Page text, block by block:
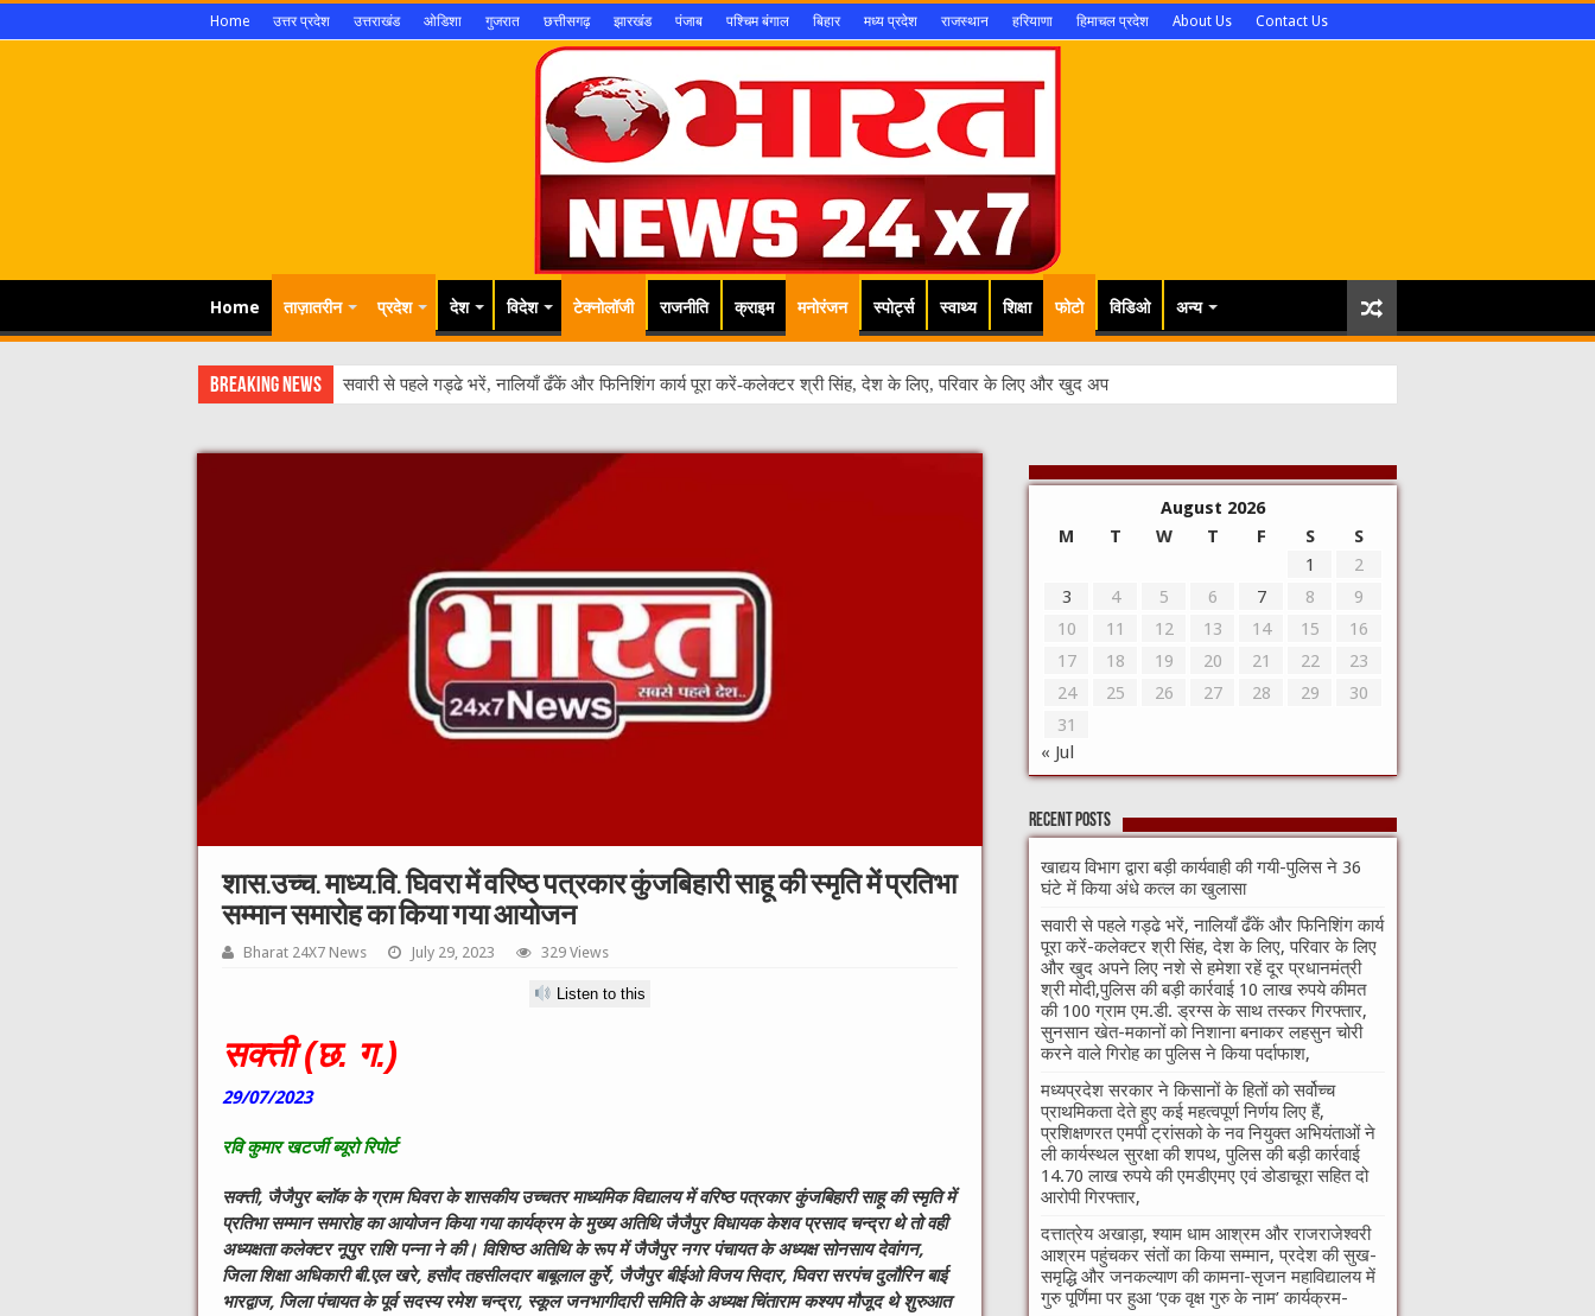
Home उत्तर प्रदेश उत्तराखंड ओडिशा गुजरात छत्तीसगढ़ झारखंड पंजाब पश्चिम बंगाल बिहार मध्य प्रदेश राजस्थान हरियाणा हिमाचल प्रदेश About Us Contact Us
Home ताज़ातरीन प्रदेश देश विदेश टेक्नोलॉजी राजनीति क्राइम मनोरंजन स्पोर्ट्स स्वाथ्य शिक्षा फोटो विडिओ अन्य
Breaking News मध्यप्रदेश
शास.उच्च. माध्य.वि. घिवरा में वरिष्ठ पत्रकार कुंजबिहारी साहू की स्मृति में प्रतिभा
सम्मान समारोह का किया गया आयोजन
Bharat 24X7 News July 29, 2023 329 Views
Listen to this
सक्त्ती (छ. ग.)
29/07/2023
रवि कुमार खटर्जी ब्यूरो रिपोर्ट
सक्त्ती, जैजैपुर ब्लॉक के ग्राम घिवरा के शासकीय उच्चतर माध्यमिक विद्यालय में वरिष्ठ पत्रकार कुंजबिहारी साहू की स्मृति में
प्रतिभा सम्मान समारोह का आयोजन किया गया कार्यक्रम के मुख्य अतिथि जैजैपुर विधायक केशव प्रसाद चन्द्रा थे तो वही
अध्यक्षता कलेक्टर नूपुर राशि पन्ना ने की। विशिष्ठ अतिथि के रूप में जैजैपुर नगर पंचायत के अध्यक्ष सोनसाय देवांगन,
जिला शिक्षा अधिकारी बी.एल खरे, हसौद तहसीलदार बाबूलाल कुर्रे, जैजैपुर बीईओ विजय सिदार, घिवरा सरपंच दुलौरिन बाई
भारद्वाज, जिला पंचायत के पूर्व सदस्य रमेश चन्द्रा, स्कूल जनभागीदारी समिति के अध्यक्ष चिंताराम कश्यप मौजूद थे शुरुआत
August 2026
M
T W T F S
S
1
2
3
4 5 6 7 8
9
10
11 12 13 14 15
16
17
18 19 20 21 22
23
24
25 26 27 28 29
30
31
« Jul
Recent Posts
खाद्यय विभाग द्वारा बड़ी कार्यवाही की गयी-पुलिस ने 36
घंटे में किया अंधे कत्ल का खुलासा
सवारी से पहले गड्ढे भरें, नालियाँ ढँकें और फिनिशिंग कार्य
पूरा करें-कलेक्टर श्री सिंह, देश के लिए, परिवार के लिए
और खुद अपने लिए नशे से हमेशा रहें दूर प्रधानमंत्री
श्री मोदी,पुलिस की बड़ी कार्रवाई 10 लाख रुपये कीमत
की 100 ग्राम एम.डी. ड्रग्स के साथ तस्कर गिरफ्तार,
सुनसान खेत-मकानों को निशाना बनाकर लहसुन चोरी
करने वाले गिरोह का पुलिस ने किया पर्दाफाश,
मध्यप्रदेश सरकार ने किसानों के हितों को सर्वोच्च
प्राथमिकता देते हुए कई महत्वपूर्ण निर्णय लिए हैं,
प्रशिक्षणरत एमपी ट्रांसको के नव नियुक्त अभियंताओं ने
ली कार्यस्थल सुरक्षा की शपथ, पुलिस की बड़ी कार्रवाई
14.70 लाख रुपये की एमडीएमए एवं डोडाचूरा सहित दो
आरोपी गिरफ्तार,
दत्तात्रेय अखाड़ा, श्याम धाम आश्रम और राजराजेश्वरी
आश्रम पहुंचकर संतों का किया सम्मान, प्रदेश की सुख-
समृद्धि और जनकल्याण की कामना-सृजन महाविद्यालय में
गुरु पूर्णिमा पर हुआ ‘एक वृक्ष गुरु के नाम’ कार्यक्रम-